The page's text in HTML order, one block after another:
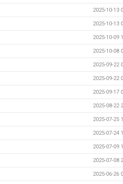
2025-10-13
2025-10-13
2025-10-09
2025-10-08
2025-09-22
2025-09-22
2025-09-17
2025-08-22
2025-07-25
2025-07-24
2025-07-09
2025-07-08
2025-06-26